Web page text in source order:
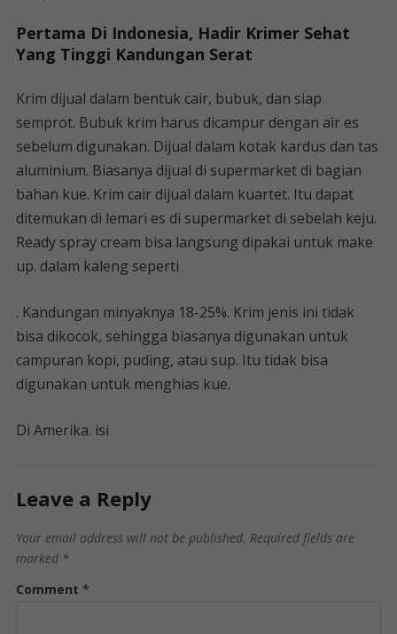
Pertama Di Indonesia, Hadir Krimer Sehat
Yang Tinggi Kandungan Serat
Krim dijual dalam bentuk cair, bubuk, dan siap
semprot. Bubuk krim harus dicampur dengan air es
sebelum digunakan. Dijual dalam kotak kardus dan tas
aluminium. Biasanya dijual di supermarket di bagian
bahan kue. Krim cair dijual dalam kuartet. Itu dapat
ditemukan di lemari es di supermarket di sebelah keju.
Ready spray cream bisa langsung dipakai untuk make
up. dalam kaleng seperti
. Kandungan minyaknya 18-25%. Krim jenis ini tidak
bisa dikocok, sehingga biasanya digunakan untuk
campuran kopi, puding, atau sup. Itu tidak bisa
digunakan untuk menghias kue.
Di Amerika. isi
Leave a Reply
Your email address will not be published. Required fields are
marked *
Comment *